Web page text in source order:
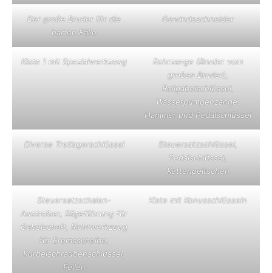
Der große Bruder für die
harten Fälle
Gewindeschneider
Kiste 1 mit Spezialwerkzeug
Rohrzange (Bruder vom
großen Bruder),
Rollgabelschlüssel,
Wasserpumpenzange,
Hammer und Pedalschlüssel
Diverse Tretlagerschlüssel
Steuersatzschlüssel,
Pedalschlüssel,
Kettenpeitschen
Steuersatzschalen-
Austreiber, Sägeführung für
Gabelschaft, Richtwerkzeug
für Bremsscheibe,
Kurbelschraubenschlüssel,
Feilen
Kiste mit Konusschlüsseln